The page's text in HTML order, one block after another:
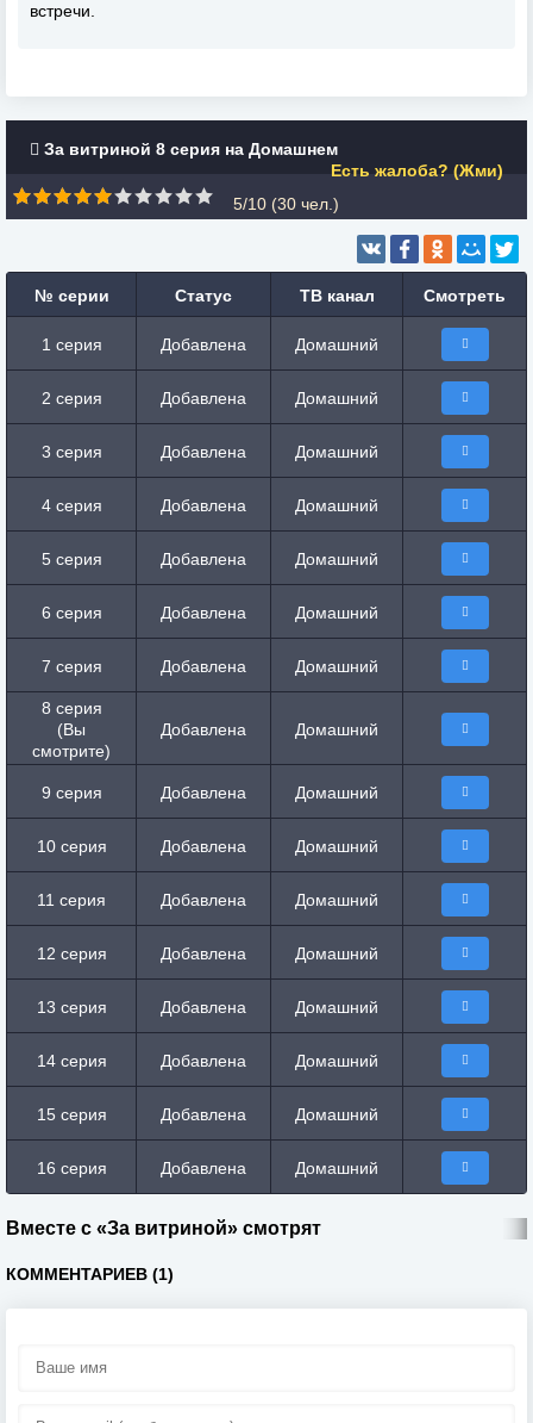
встречи.
За витриной 8 серия на Домашнем
Есть жалоба? (Жми)
5/10 (30 чел.)
№ серии Статус ТВ канал Смотреть
1 серия Добавлена Домашний
2 серия Добавлена Домашний
3 серия Добавлена Домашний
4 серия Добавлена Домашний
5 серия Добавлена Домашний
6 серия Добавлена Домашний
7 серия Добавлена Домашний
8 серия
(Вы
смотрите)
Добавлена Домашний
9 серия Добавлена Домашний
10 серия Добавлена Домашний
11 серия Добавлена Домашний
12 серия Добавлена Домашний
13 серия Добавлена Домашний
14 серия Добавлена Домашний
15 серия Добавлена Домашний
16 серия Добавлена Домашний
Вместе с «За витриной» смотрят
КОММЕНТАРИЕВ (1)